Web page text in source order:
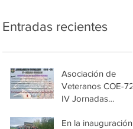
Entradas recientes
Asociación de
Veteranos COE-72.
IV Jornadas
En la inauguración